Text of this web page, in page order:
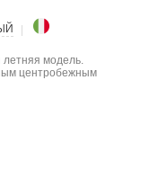
летняя модель.
центробежным